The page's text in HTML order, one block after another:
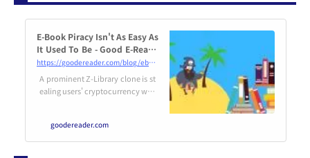
E-Book Piracy Isn't As Easy As
It Used To Be - Good E-Reade
r
https://goodereader.com/blog/ebook-and-audiobook-piracy-news/e-book-piracy-isnt-as-easy-as-it-used-to-be
A prominent Z-Library clone is st
ealing users' cryptocurrency wall
goodereader.com